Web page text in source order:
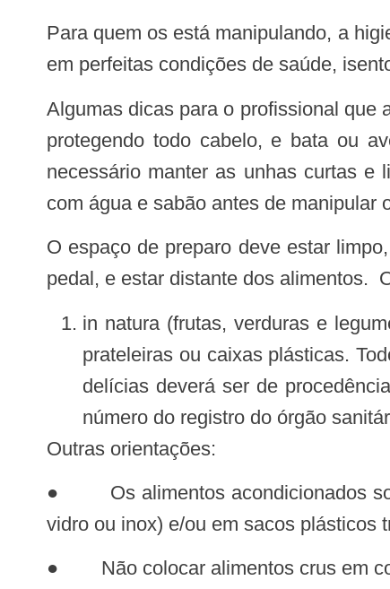
Para quem os está manipulando, a higiene pessoal também é um ingrediente que não pode faltar. Os trabalhadores devem estar
em perfeitas condições de saúde,
Algumas dicas para o profissional que atua com a produção do alimento são: usar uniformes compostos de gorro, touca ou rede,
protegendo todo cabelo, e bata ou
necessário manter as unhas curtas e
com água e sabão antes de manipular
O espaço de preparo deve estar limpo, organizado e sem presença de animais, insetos ou roedores. A lixeira deve ter tampa e
pedal, e estar distante dos alimentos.
in natura (frutas, verduras e
prateleiras ou caixas plásticas.
delícias deverá ser de
número do registro do órgão
Outras orientações:
● Os alimentos acondicionados sob refrigeração e nos freezers devem estar em recipientes atóxicos com tampa (plástico,
vidro ou inox) e/ou em sacos plásticos
● Não colocar alimentos crus em